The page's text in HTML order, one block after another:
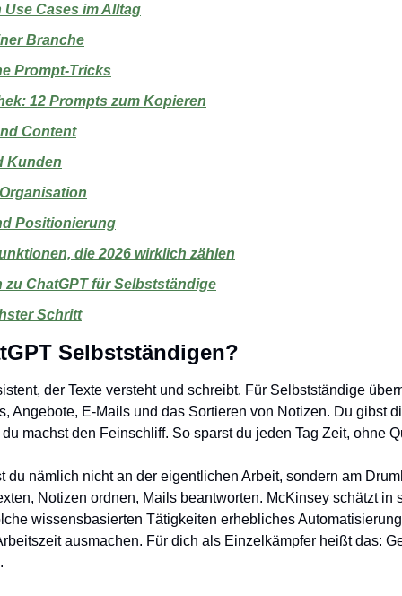
Cases im Alltag
Branche
Prompt-Tricks
12 Prompts zum Kopieren
Content
Kunden
Positionierung
die 2026 wirklich zählen
zu ChatGPT für Selbstständige
Schritt
Selbstständigen?
der Texte versteht und schreibt. Für Selbstständige
Angebote, E-Mails und das Sortieren von Notizen. Du gibst
machst den Feinschliff. So sparst du jeden Tag Zeit, ohne
du nämlich nicht an der eigentlichen Arbeit, sondern am
Notizen ordnen, Mails beantworten. McKinsey schätzt in
wissensbasierten Tätigkeiten erhebliches
ausmachen. Für dich als Einzelkämpfer heißt das: